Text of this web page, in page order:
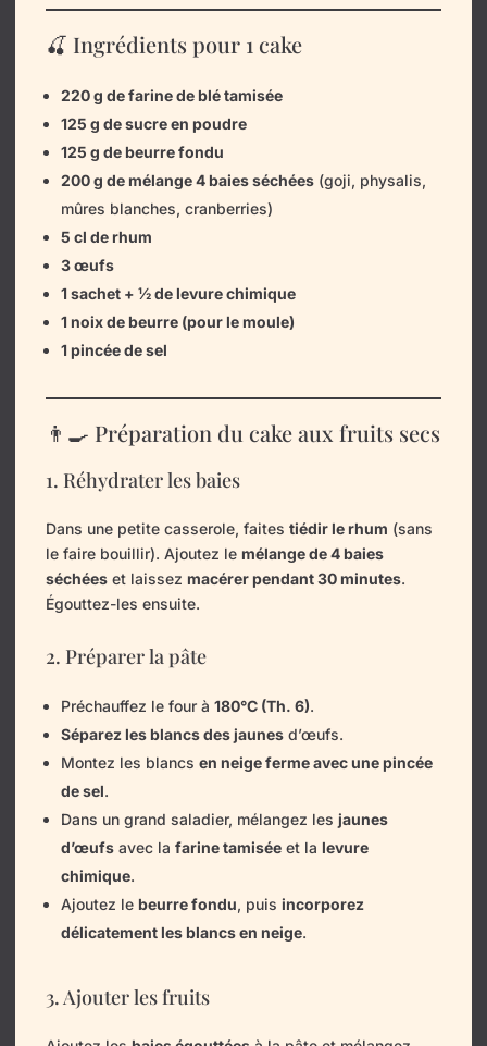
🍒 Ingrédients pour 1 cake
220 g de farine de blé tamisée
125 g de sucre en poudre
125 g de beurre fondu
200 g de mélange 4 baies séchées (goji, physalis,
mûres blanches, cranberries)
5 cl de rhum
3 œufs
1 sachet + ½ de levure chimique
1 noix de beurre (pour le moule)
1 pincée de sel
👨‍🍳 Préparation du cake aux fruits secs
1. Réhydrater les baies
Dans une petite casserole, faites tiédir le rhum (sans
le faire bouillir). Ajoutez le mélange de 4 baies
séchées et laissez macérer pendant 30 minutes.
Égouttez-les ensuite.
2. Préparer la pâte
Préchauffez le four à 180°C (Th. 6).
Séparez les blancs des jaunes d’œufs.
Montez les blancs en neige ferme avec une pincée
de sel.
Dans un grand saladier, mélangez les jaunes
d’œufs avec la farine tamisée et la levure
chimique.
Ajoutez le beurre fondu, puis incorporez
délicatement les blancs en neige.
3. Ajouter les fruits